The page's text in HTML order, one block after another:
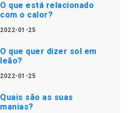
O que está relacionado
com o calor?
2022-01-25
O que quer dizer sol em
leão?
2022-01-25
Quais são as suas
manias?